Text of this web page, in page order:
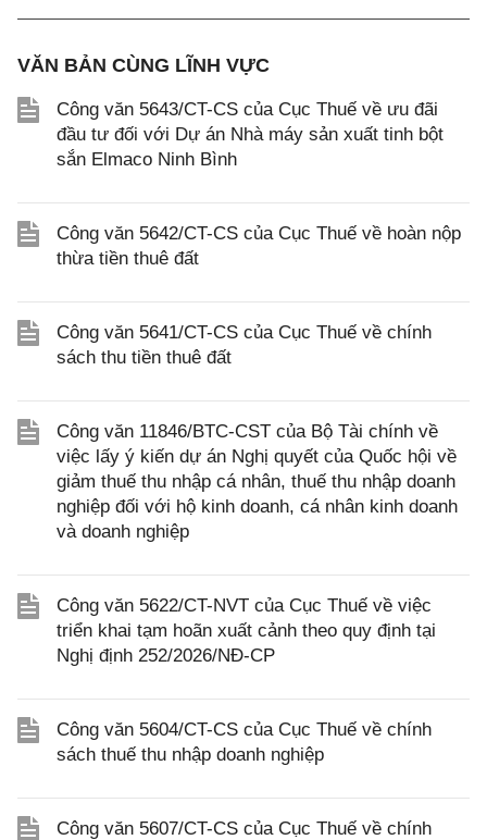
VĂN BẢN CÙNG LĨNH VỰC
Công văn 5643/CT-CS của Cục Thuế về ưu đãi
đầu tư đối với Dự án Nhà máy sản xuất tinh bột
sắn Elmaco Ninh Bình
Công văn 5642/CT-CS của Cục Thuế về hoàn nộp
thừa tiền thuê đất
Công văn 5641/CT-CS của Cục Thuế về chính
sách thu tiền thuê đất
Công văn 11846/BTC-CST của Bộ Tài chính về
việc lấy ý kiến dự án Nghị quyết của Quốc hội về
giảm thuế thu nhập cá nhân, thuế thu nhập doanh
nghiệp đối với hộ kinh doanh, cá nhân kinh doanh
và doanh nghiệp
Công văn 5622/CT-NVT của Cục Thuế về việc
triển khai tạm hoãn xuất cảnh theo quy định tại
Nghị định 252/2026/NĐ-CP
Công văn 5604/CT-CS của Cục Thuế về chính
sách thuế thu nhập doanh nghiệp
Công văn 5607/CT-CS của Cục Thuế về chính